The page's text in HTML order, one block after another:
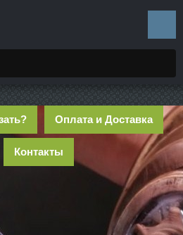
Оплата и Доставка
Контакты